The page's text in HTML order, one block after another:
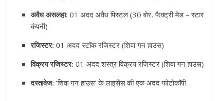
अवैध असलहा: 01 अदद अवैध पिस्टल (30 बोर, फैक्ट्री मेड – स्टार
कंपनी)
रजिस्टर: 01 अदद स्टॉक रजिस्टर (शिवा गन हाउस)
विक्रय रजिस्टर: 01 अदद शस्त्र विक्रय रजिस्टर (शिवा गन हाउस)
दस्तावेज: ‘शिवा गन हाउस’ के लाइसेंस की एक अदद फोटोकॉपी